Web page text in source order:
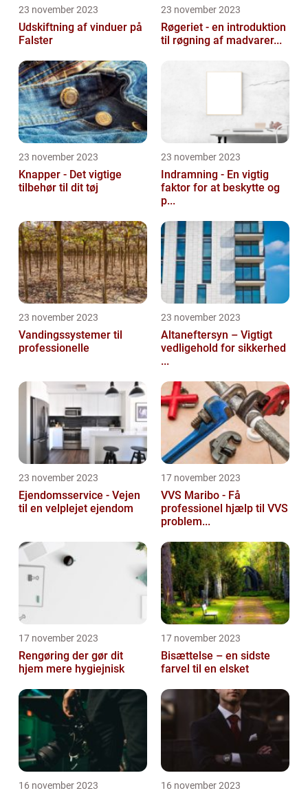
23 november 2023
Udskiftning af vinduer på
Falster
23 november 2023
Røgeriet - en introduktion
til røgning af madvarer...
23 november 2023
Knapper - Det vigtige
tilbehør til dit tøj
23 november 2023
Indramning - En vigtig
faktor for at beskytte og
p...
23 november 2023
Vandingssystemer til
professionelle
23 november 2023
Altaneftersyn – Vigtigt
vedligehold for sikkerhed
...
23 november 2023
Ejendomsservice - Vejen
til en velplejet ejendom
17 november 2023
VVS Maribo - Få
professionel hjælp til VVS
problem...
17 november 2023
Rengøring der gør dit
hjem mere hygiejnisk
17 november 2023
Bisættelse – en sidste
farvel til en elsket
16 november 2023 16 november 2023